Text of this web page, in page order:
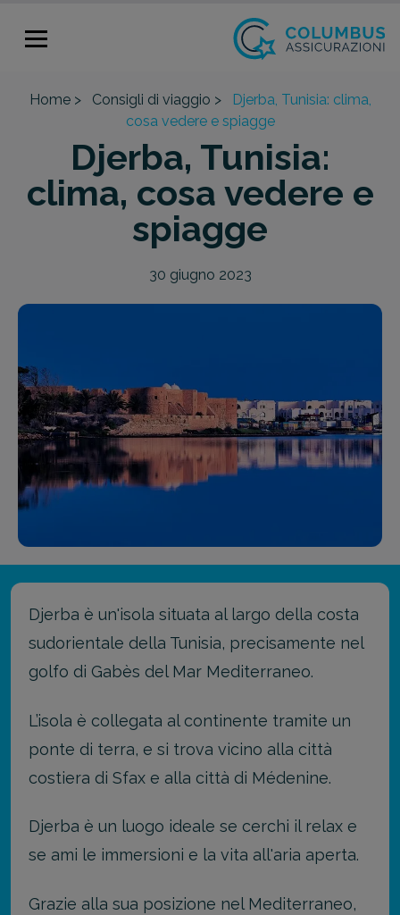
Home > Consigli di viaggio >
Djerba, Tunisia: clima,
cosa vedere e spiagge
Djerba, Tunisia:
clima, cosa vedere e
spiagge
30 giugno 2023
Djerba è un'isola situata al largo della costa
sudorientale della Tunisia, precisamente nel
golfo di Gabès del Mar Mediterraneo.
L’isola è collegata al continente tramite un
ponte di terra, e si trova vicino alla città
costiera di Sfax e alla città di Médenine.
Djerba è un luogo ideale se cerchi il relax e
se ami le immersioni e la vita all'aria aperta.
Grazie alla sua posizione nel Mediterraneo,